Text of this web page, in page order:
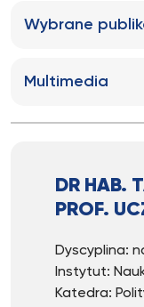
Wybrane
Multimedia
DR HAB.
PROF.
Dyscyplina:
Instytut:
Katedra: